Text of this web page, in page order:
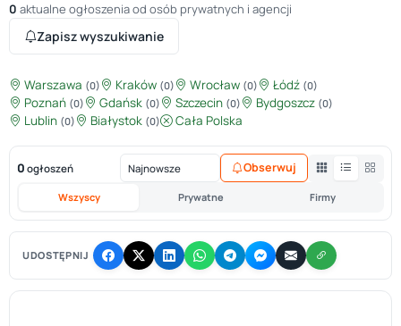
0 aktualne ogłoszenia od osób prywatnych i agencji
Zapisz wyszukiwanie
Warszawa (0) Kraków (0) Wrocław (0) Łódź (0)
Poznań (0) Gdańsk (0) Szczecin (0) Bydgoszcz (0)
Lublin (0) Białystok (0) Cała Polska
0 ogłoszeń
Wszyscy Prywatne Firmy
Obserwuj
UDOSTĘPNIJ